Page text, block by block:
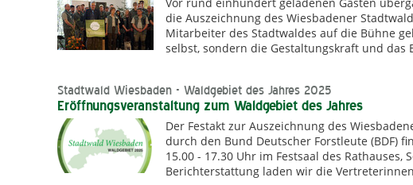
die Auszeichnung des Wiesbadener
Mitarbeiter des Stadtwaldes auf die Bühne
selbst, sondern die Gestaltungskraft und das
Stadtwald Wiesbaden - Waldgebiet des Jahres 2025
Eröffnungsveranstaltung zum Waldgebiet des Jahres
Der Festakt zur Auszeichnung des
durch den Bund Deutscher Forstleute (BDF)
15.00 - 17.30 Uhr im Festsaal des Rathauses,
Berichterstattung laden wir die